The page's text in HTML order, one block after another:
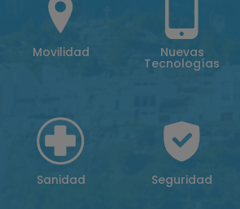
Movilidad Nuevas
Tecnologías
Sanidad Seguridad